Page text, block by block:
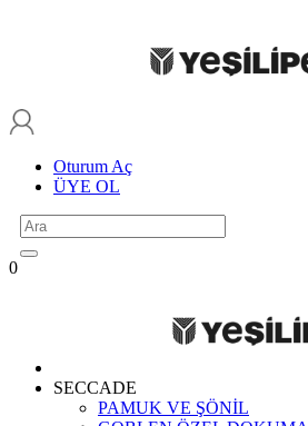
Oturum Aç
ÜYE OL
0
SECCADE
PAMUK VE ŞÖNİL